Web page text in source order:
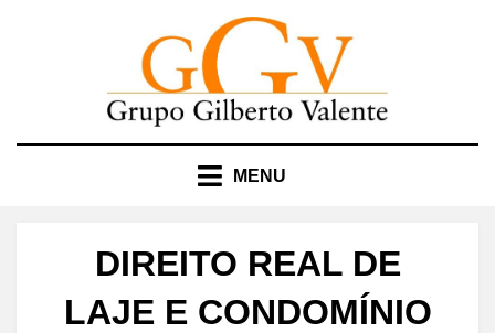
MENU
DIREITO REAL DE
LAJE E CONDOMÍNIO